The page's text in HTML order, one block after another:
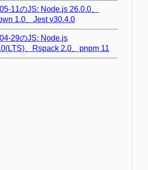
11のJS: Node.js 26.0.0、
1.0、Jest v30.4.0
29のJS: Node.js
、Rspack 2.0、pnpm 11